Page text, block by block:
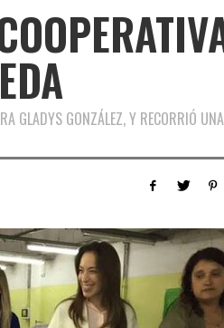
GLADYS GONZÁLEZ, Y RECORRIÓ